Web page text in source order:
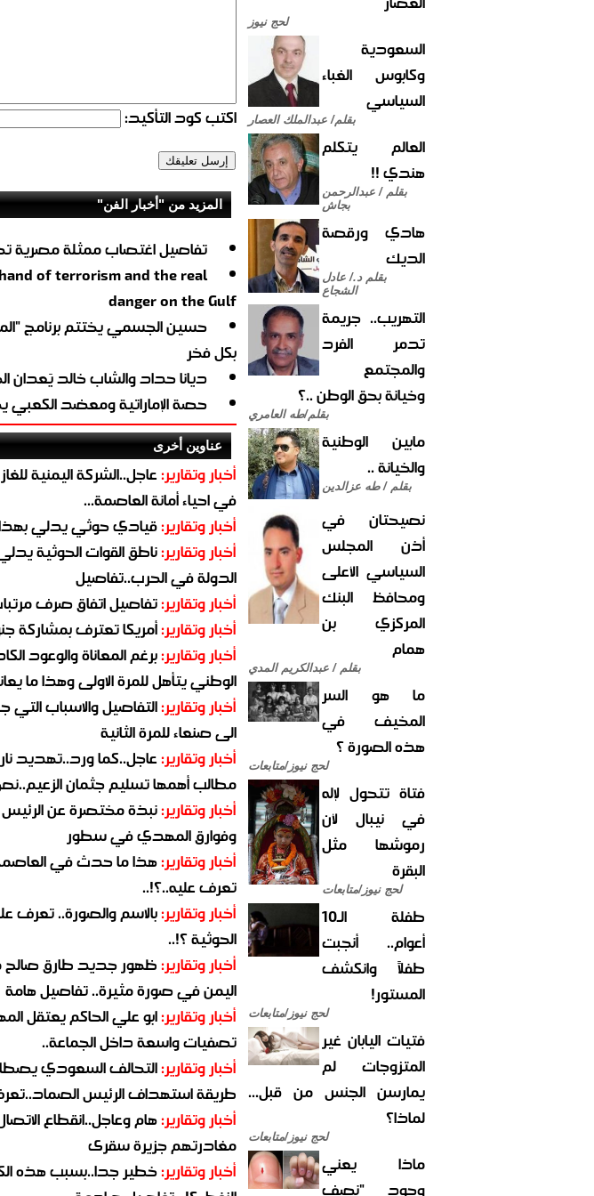
لحج نيوز
السعودية
وكابوس الغباء
السياسي
بقلم/ عبدالملك العصار
العالم يتكلم
هندي !!
بقلم / عبدالرحمن
بجاش
هادي ورقصة
الديك
بقلم د./ عادل
الشجاع
التهريب.. جريمة
تدمر الفرد
والمجتمع
وخيانة بحق الوطن ..؟
بقلم/طه العامري
مابين الوطنية
والخيانة ..
بقلم / طه عزالدين
نصيحتان في
أذن المجلس
السياسي الأعلى
ومحافظ البنك
المركزي بن
همام
بقلم / عبدالكريم المدي
ما هو السر
المخيف في
هذه الصورة ؟
لحج نيوز/متابعات
فتاة تتحول لإله
في نيبال لأن
رموشها مثل
البقرة
لحج نيوز/متابعات
طفلة الـ10
أعوام.. أنجبت
طفلاً وانكشف
المستور!
لحج نيوز/متابعات
فتيات اليابان غير
المتزوجات لم
يمارسن الجنس من قبل...
لماذا؟
لحج نيوز/متابعات
ماذا يعني
وجود "نصف
اكتب كود التأكيد:
المزيد من "أخبار الفن"
تفاصيل اغتصاب ممثلة مصرية
of terrorism and the real
danger on the Gulf
بكل فخر
ديانا حداد والشاب خالد
حصة الإماراتية ومعضد الكعبي
عناوين أخرى
أخبار وتقارير:
في احياء أمانة العاصمة...
أخبار وتقارير:قيادي حوثي يدلي بهذا
أخبار وتقارير:ناطق القوات الحوثية
الدولة في الحرب..تفاصيل
أخبار وتقارير:تفاصيل اتفاق صرف
أخبار وتقارير:أمريكا تعترف بمشاركة
أخبار وتقارير:برغم المعاناة والوعود
الوطني يتأهل للمرة الاولى وهذا ما
أخبار وتقارير:التفاصيل والاسباب التي
الى صنعاء للمرة الثانية
أخبار وتقارير:عاجل..كما ورد..تهديد
مطالب أهمها تسليم جثمان الزعيم..نص
أخبار وتقارير:نبذة مختصرة عن
وفوارق المهدي في سطور
أخبار وتقارير:هذا ما حدث في
تعرف عليه..؟!..
أخبار وتقارير:بالاسم والصورة.. تعرف
الحوثية ؟!..
أخبار وتقارير:ظهور جديد طارق صالح
اليمن في صورة مثيرة.. تفاصيل هامة
أخبار وتقارير:ابو علي الحاكم يعتقل
تصفيات واسعة داخل الجماعة..
أخبار وتقارير:التحالف السعودي
طريقة استهداف الرئيس
أخبار وتقارير:هام وعاجل..انقطاع
مغادرتهم جزيرة سقرى
أخبار وتقارير:خطير جدا..بسبب هذه